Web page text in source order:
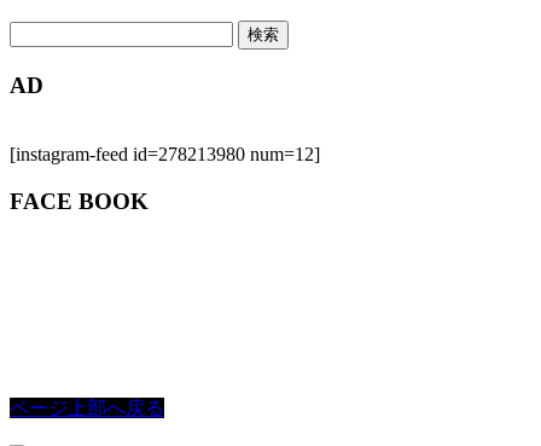
AD
[instagram-feed id=278213980 num=12]
FACE BOOK
ページ上部へ戻る